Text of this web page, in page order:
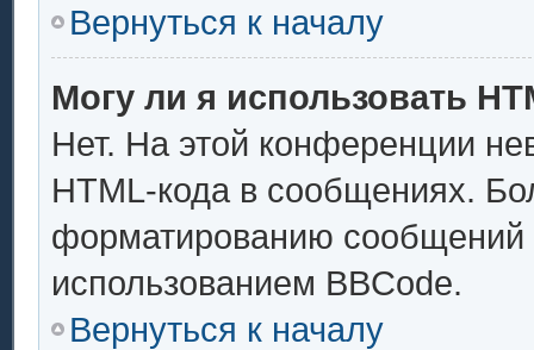
Вернуться к началу
Могу ли я использовать
Нет. На этой конференции
HTML-кода в сообщениях.
форматированию сообщений
использованием BBCode.
Вернуться к началу